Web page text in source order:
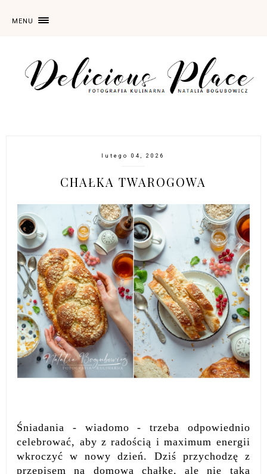
MENU
lutego 04, 2026
CHAŁKA TWAROGOWA
Śniadania - wiadomo - trzeba odpowiednio
celebrować, aby z radością i maximum energii
wkroczyć w nowy dzień. Dziś przychodzę z
przepisem na domową chałkę, ale nie taką